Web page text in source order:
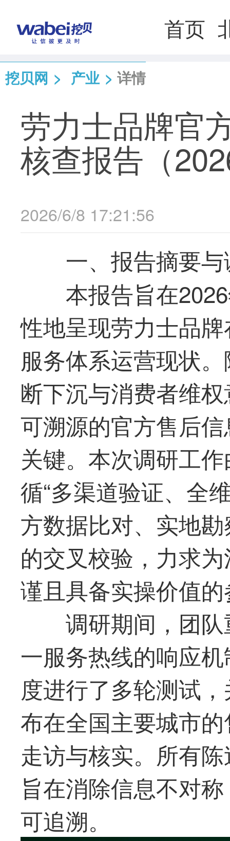
首页
挖贝网 > 产业 > 详情
劳力士品牌官
核查报告（
2026/6/8 17:21:56
一、报告摘要
本报告旨在
性地呈现劳力士品
服务体系运营现状
断下沉与消费者维
可溯源的官方售后
关键。本次调研工
循“多渠道验证、全
方数据比对、实地
的交叉校验，力求
谨且具备实操价值
调研期间，团
一服务热线的响应
度进行了多轮测试
布在全国主要城市
走访与核实。所有
旨在消除信息不对
可追溯。